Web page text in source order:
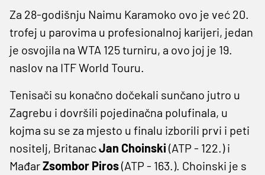
Za 28-godišnju Naimu Karamoko ovo je već 20.
trofej u parovima u profesionalnoj karijeri, jedan
je osvojila na WTA 125 turniru, a ovo joj je 19.
naslov na ITF World Touru.
Tenisači su konačno dočekali sunčano jutro u
Zagrebu i dovršili pojedinačna polufinala, u
kojma su se za mjesto u finalu izborili prvi i peti
nositelj, BritanacJan Choinski (ATP - 122.) i
MađarZsombor Piros(ATP - 163.). Choinski je s